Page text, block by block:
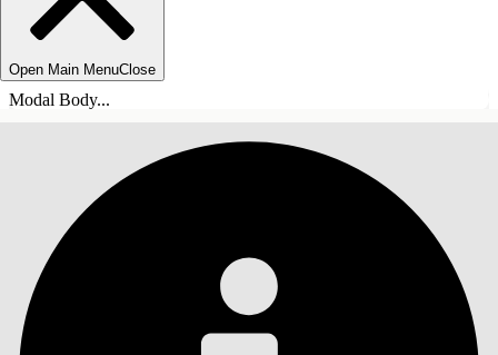
Open Main MenuClose
Modal Body...